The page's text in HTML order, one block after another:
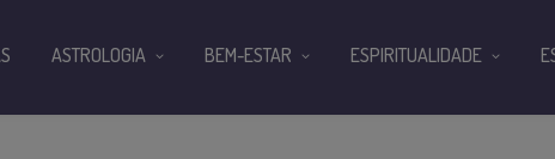
ASTROLOGIA BEM-ESTAR ESPIRITUALIDADE